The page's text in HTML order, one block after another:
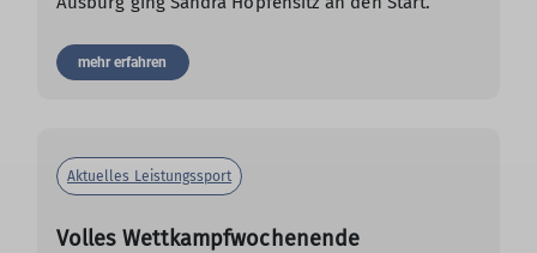
mehr erfahren
Aktuelles Leistungssport
Volles Wettkampfwochenende